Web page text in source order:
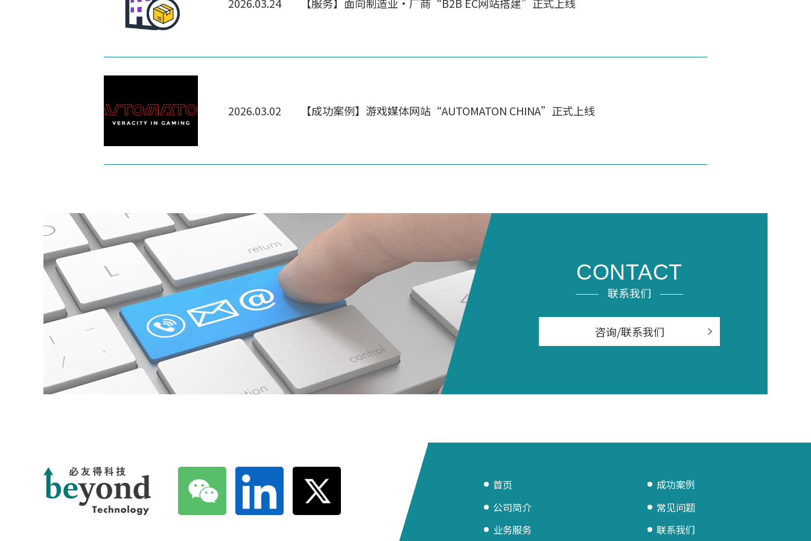
2026.03.24 【服务】面向制造业・厂商“B2B EC网站搭建”正式上线
2026.03.02 【成功案例】游戏媒体网站“AUTOMATON CHINA”正式上线
CONTACT
联系我们
咨询/联系我们
首页
公司简介
业务服务
成功案例
常见问题
联系我们